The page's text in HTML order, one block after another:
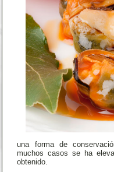
una forma de
muchos casos se ha
obtenido.